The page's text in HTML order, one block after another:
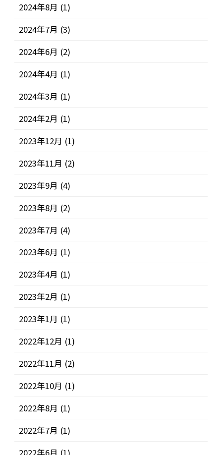
2024年8月 (1)
2024年7月 (3)
2024年6月 (2)
2024年4月 (1)
2024年3月 (1)
2024年2月 (1)
2023年12月 (1)
2023年11月 (2)
2023年9月 (4)
2023年8月 (2)
2023年7月 (4)
2023年6月 (1)
2023年4月 (1)
2023年2月 (1)
2023年1月 (1)
2022年12月 (1)
2022年11月 (2)
2022年10月 (1)
2022年8月 (1)
2022年7月 (1)
2022年6月 (1)